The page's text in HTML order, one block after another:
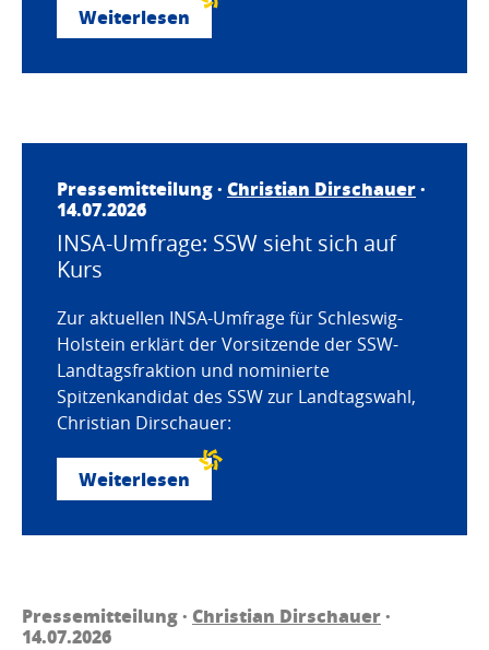
Weiterlesen
Pressemitteilung · Christian Dirschauer·
14.07.2026
INSA-Umfrage: SSW sieht sich auf
Kurs
Zur aktuellen INSA-Umfrage für Schleswig-
Holstein erklärt der Vorsitzende der SSW-
Landtagsfraktion und nominierte
Spitzenkandidat des SSW zur Landtagswahl,
Christian Dirschauer:
Weiterlesen
Pressemitteilung · Christian Dirschauer·
14.07.2026